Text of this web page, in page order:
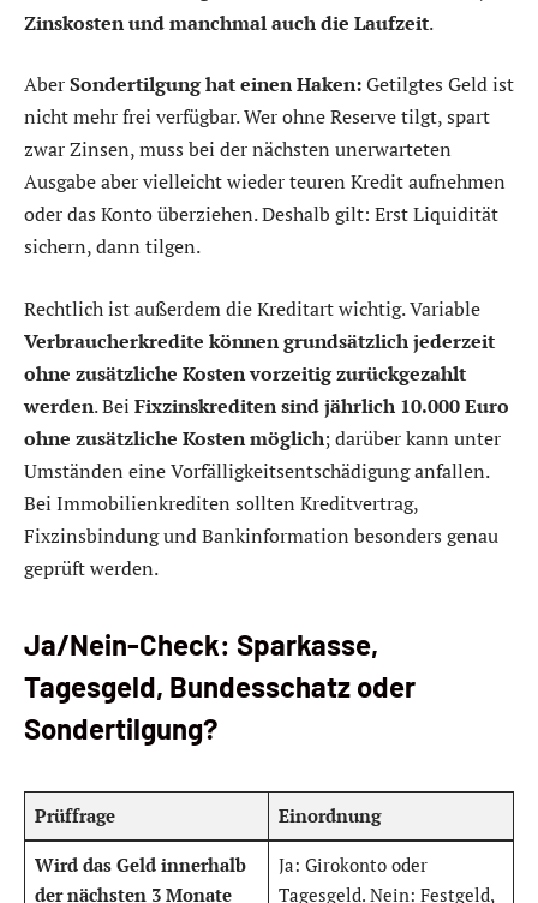
Zinskosten und manchmal auch die Laufzeit.
AberSondertilgung hat einen Haken:Getilgtes Geld ist
nicht mehr frei verfügbar. Wer ohne Reserve tilgt, spart
zwar Zinsen, muss bei der nächsten unerwarteten
Ausgabe aber vielleicht wieder teuren Kredit aufnehmen
oder das Konto überziehen. Deshalb gilt: Erst Liquidität
sichern, dann tilgen.
Rechtlich ist außerdem die Kreditart wichtig. Variable
Verbraucherkredite können grundsätzlich jederzeit
ohne zusätzliche Kosten vorzeitig zurückgezahlt
werden. Bei Fixzinskrediten sind jährlich 10.000 Euro
ohne zusätzliche Kosten möglich; darüber kann unter
Umständen eine Vorfälligkeitsentschädigung anfallen.
Bei Immobilienkrediten sollten Kreditvertrag,
Fixzinsbindung und Bankinformation besonders genau
geprüft werden.
Ja/Nein-Check: Sparkasse,
Tagesgeld, Bundesschatz oder
Sondertilgung?
Prüffrage Einordnung
Wird das Geld innerhalb
der nächsten 3 Monate
Ja: Girokonto oder
Tagesgeld. Nein: Festgeld,